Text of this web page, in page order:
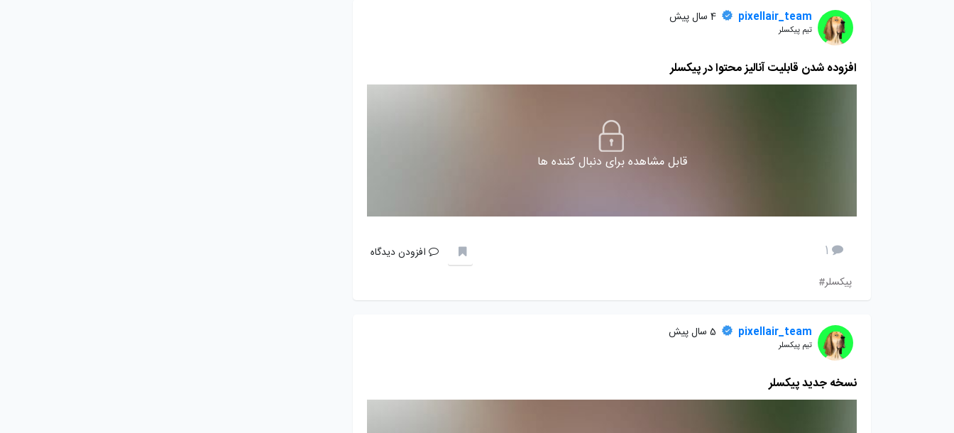
pixellair_team 4 سال پیش
تیم پیکسلر
افزوده شدن قابلیت آنالیز محتوا در پیکسلر
قابل مشاهده برای دنبال کننده ها
1
افزودن دیدگاه
پیکسلر#
pixellair_team 5 سال پیش
تیم پیکسلر
نسخه جدید پیکسلر